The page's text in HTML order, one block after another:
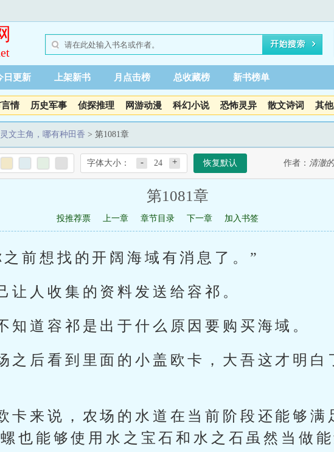
日更新 上架新书 月点击榜 总收藏榜 新书榜单
情 历史军事 侦探推理 网游动漫 科幻小说 恐怖灵异 散文诗词 其
文主角，哪有种田香 > 第1081章
字体大小： - 24 + 恢复默认 作者： 清澈
第1081章
投推荐票 上一章 章节目录 下一章 加入书签
前想找的开阔海域有消息了。”
让人收集的资料发送给容祁。
知道容祁是出于什么原因要购买海域。
之后看到里面的小盖欧卡，大吾这才明白
卡来说，农场的水道在当前阶段还能够满
也能够使用水之宝石和水之石虽然当做能